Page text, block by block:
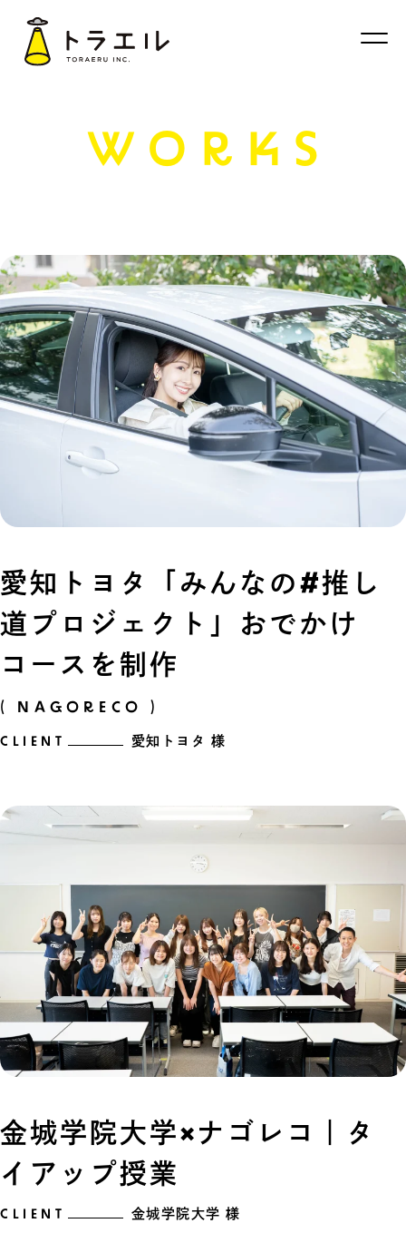
WORKS
愛知トヨタ「みんなの#推し
道プロジェクト」おでかけ
コースを制作
( NAGORECO )
CLIENT 愛知トヨタ 様
金城学院大学×ナゴレコ｜タ
イアップ授業
CLIENT 金城学院大学 様